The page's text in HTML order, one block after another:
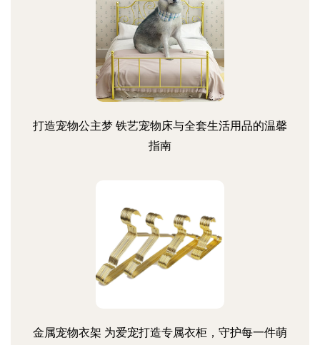
打造宠物公主梦 铁艺宠物床与全套生活用品的温馨
指南
金属宠物衣架 为爱宠打造专属衣柜，守护每一件萌